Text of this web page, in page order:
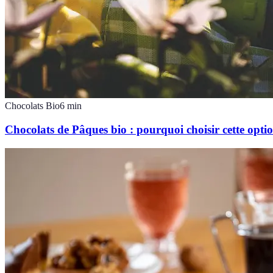
Chocolats Bio6 min
Chocolats de Pâques bio : pourquoi choisir cette